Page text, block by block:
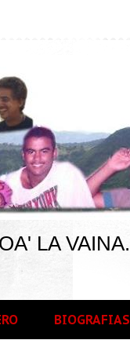
LA VAINA.
BIOGRAFIAS